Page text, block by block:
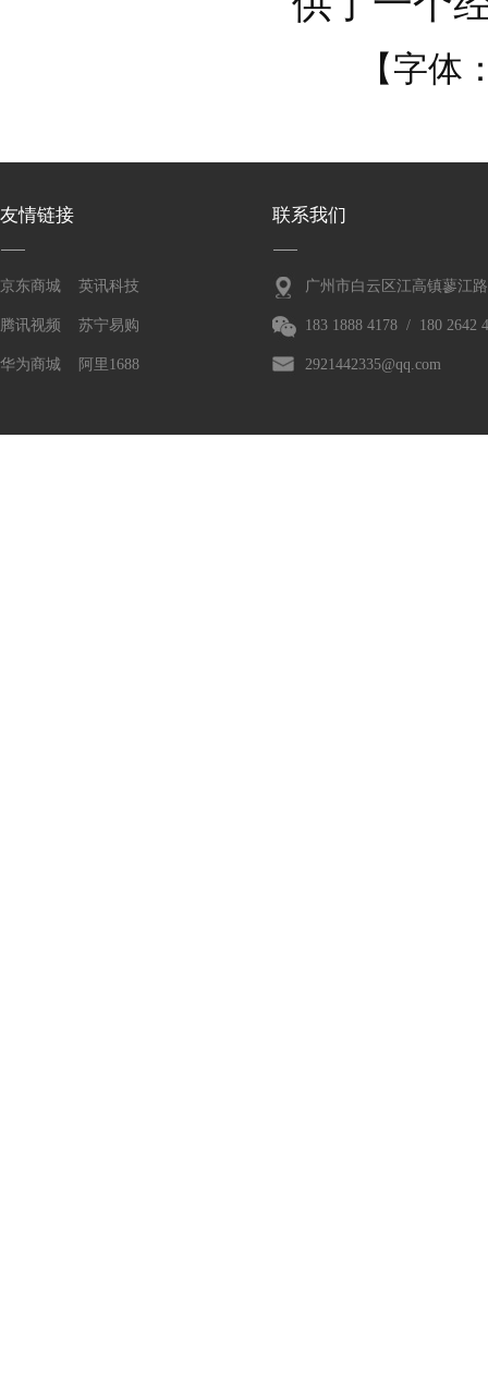
【字体
友情链接
京东商城 英讯科技
腾讯视频 苏宁易购
华为商城 阿里1688
联系我们
广州市白云区江高镇蓼江
183 1888 4178 / 180 2642
2921442335@qq.com